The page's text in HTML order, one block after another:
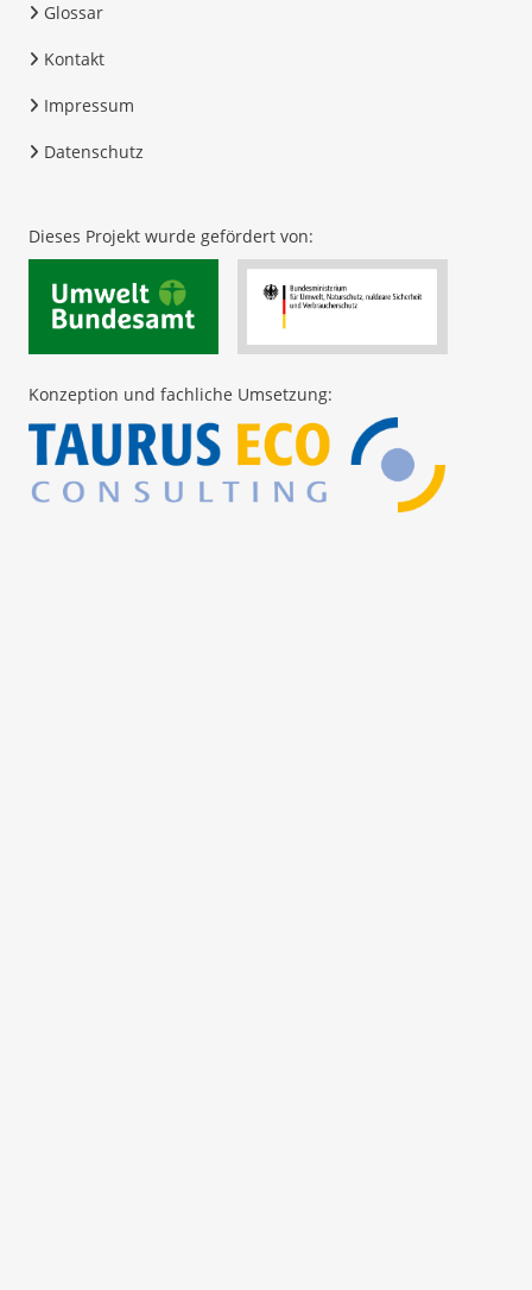
Glossar
Kontakt
Impressum
Datenschutz
Dieses Projekt wurde gefördert von:
Konzeption und fachliche Umsetzung: